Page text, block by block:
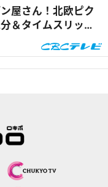
屋さん！北欧ピク
＆タイムスリップ